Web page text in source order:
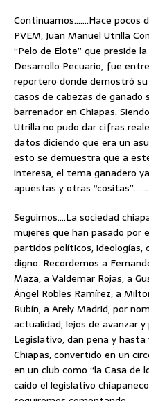
Continuamos…….Hace pocos
PVEM, Juan Manuel Utrilla
“Pelo de Elote” que preside
Desarrollo Pecuario, fue
reportero donde demostró
casos de cabezas de ganado
barrenador en Chiapas.
Utrilla no pudo dar cifras
datos diciendo que era un
esto se demuestra que a
interesa, el tema ganadero
apuestas y otras
Seguimos….La sociedad
mujeres que han pasado por
partidos políticos, ideologías,
digno. Recordemos a
Maza, a Valdemar Rojas, a
Ángel Robles Ramírez, a
Rubín, a Arely Madrid, por
actualidad, lejos de avanzar
Legislativo, dan pena y hasta
Chiapas, convertido en un
en un club como “la Casa de
caído el legislativo